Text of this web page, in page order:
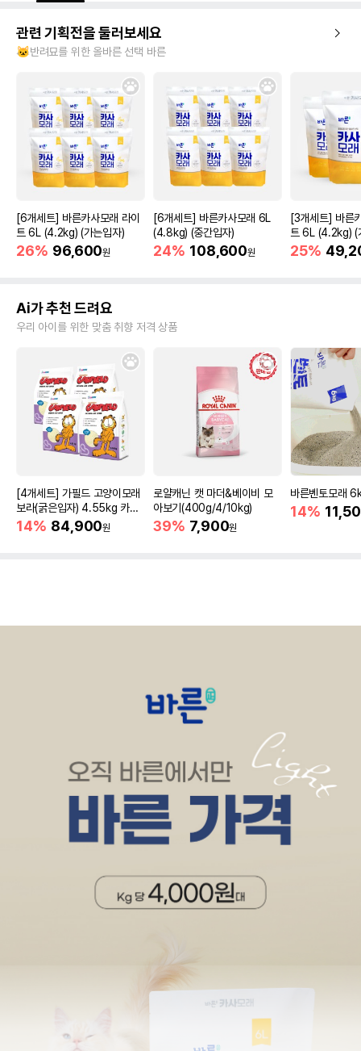
관련 기획전을 둘러보세요
🐱반려묘를 위한 올바른 선택 바른
[6개세트] 바른카사모래 라이
트 6L (4.2kg) (가는입자)
26% 96,600원
[6개세트] 바른카사모래 6L
(4.8kg) (중간입자)
24% 108,600원
[3개세트] 바른
트 6L (4.2kg) (
25%
Ai가 추천 드려요
우리 아이를 위한 맞춤 취향 저격 상품
[4개세트] 가필드 고양이모래
보라(굵은입자) 4.55kg 카사
바모래
14% 84,900원
로얄캐닌 캣 마더&베이비 모
아보기(400g/4/10kg)
39% 7,900원
바른벤토모래
14%